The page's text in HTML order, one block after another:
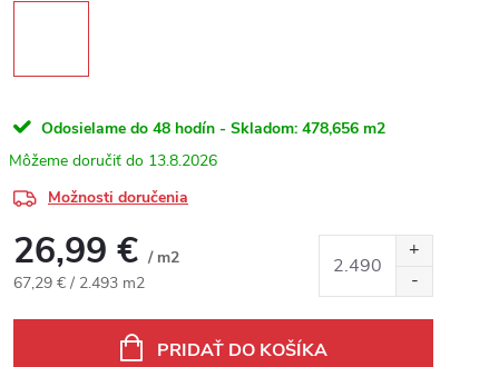
Odosielame do 48 hodín - Skladom: 478,656 m2
13.8.2026
Možnosti doručenia
26,99 € / m2
Jednotková cena:
67,29 € / 2.493 m2
PRIDAŤ DO KOŠÍKA